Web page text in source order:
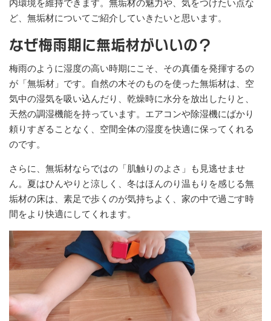
内環境を維持できます。無垢材の魅力や、気をつけたい点な
ど、無垢材についてご紹介していきたいと思います。
なぜ梅雨期に無垢材がいいの？
梅雨のように湿度の高い時期にこそ、その真価を発揮するの
が「無垢材」です。自然の木そのものを使った無垢材は、空
気中の湿気を吸い込んだり、乾燥時に水分を放出したりと、
天然の調湿機能を持っています。エアコンや除湿機にばかり
頼りすぎることなく、空間全体の湿度を快適に保ってくれる
のです。
さらに、無垢材ならではの「肌触りのよさ」も見逃せませ
ん。夏はひんやりと涼しく、冬はほんのり温もりを感じる無
垢材の床は、素足で歩くのが気持ちよく、家の中で過ごす時
間をより快適にしてくれます。